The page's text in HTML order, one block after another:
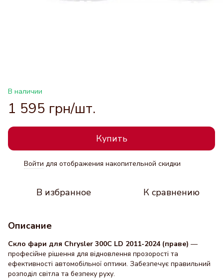
В наличии
1 595 грн/шт.
Купить
Войти для отображения накопительной скидки
В избранное К сравнению
Описание
Скло фари для Chrysler 300C LD 2011-2024 (праве) —
професійне рішення для відновлення прозорості та
ефективності автомобільної оптики. Забезпечує правильний
розподіл світла та безпеку руху.